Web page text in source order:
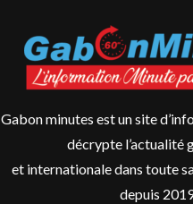
Gabon minutes est un site
décrypte l’actualité
et internationale dans toute
depuis